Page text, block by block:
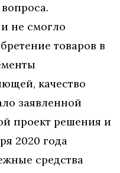
не смогло
товаров в
качество
заявленной
проект решения и
2020 года
средства